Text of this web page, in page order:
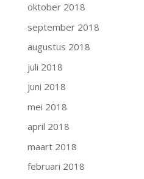
oktober 2018
september 2018
augustus 2018
juli 2018
juni 2018
mei 2018
april 2018
maart 2018
februari 2018